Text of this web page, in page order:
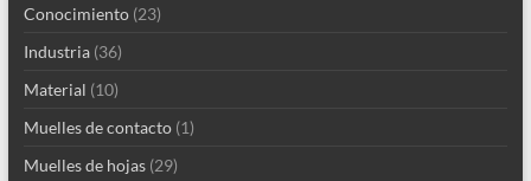
Conocimiento(23)
Industria(36)
Material (10)
Muelles de contacto(1)
Muelles de hojas(29)